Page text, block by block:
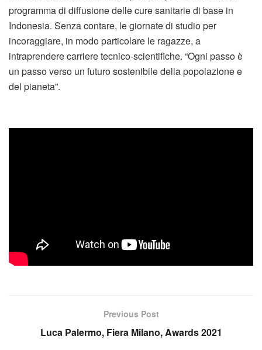
programma di diffusione delle cure sanitarie di base in
Indonesia. Senza contare, le giornate di studio per
incoraggiare, in modo particolare le ragazze, a
intraprendere carriere tecnico-scientifiche. “Ogni passo è
un passo verso un futuro sostenibile della popolazione e
del pianeta”.
Previous Post
Luca Palermo, Fiera Milano, Awards 2021